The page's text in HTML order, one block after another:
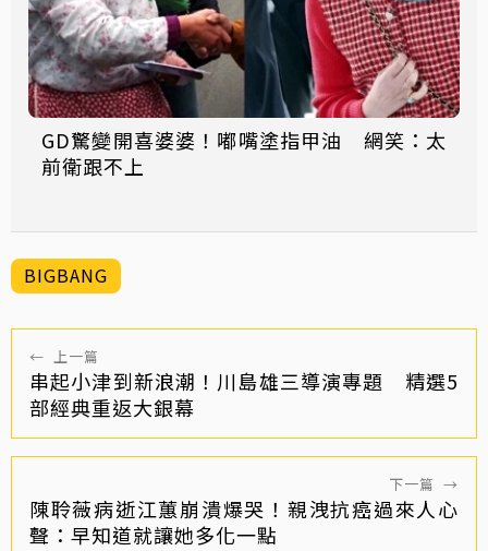
GD驚變開喜婆婆！嘟嘴塗指甲油 網笑：太
前衛跟不上
BIGBANG
← 上一篇
串起小津到新浪潮！川島雄三導演專題 精選5
部經典重返大銀幕
下一篇 →
陳聆薇病逝江蕙崩潰爆哭！親洩抗癌過來人心
聲：早知道就讓她多化一點